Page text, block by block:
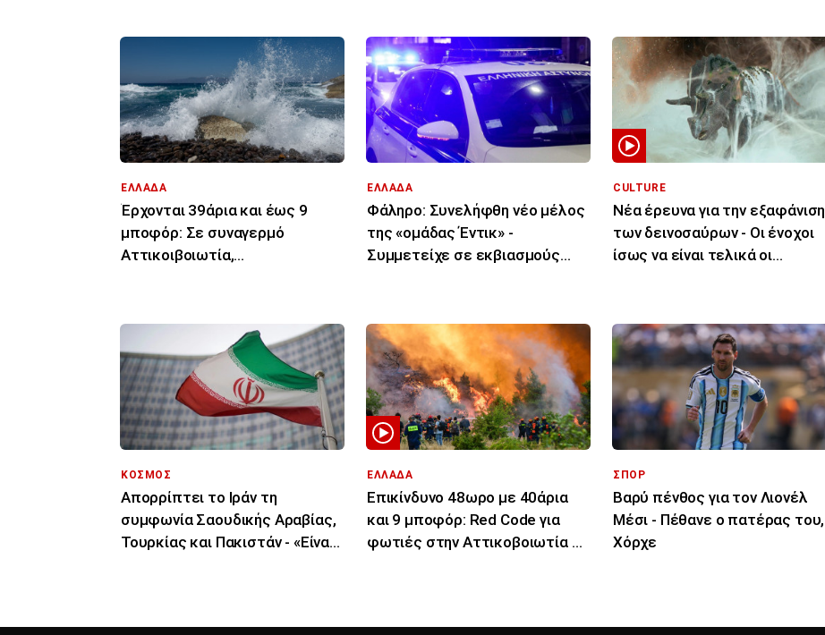
ΕΛΛΑΔΑ
Έρχονται 39άρια και έως 9
μποφόρ: Σε συναγερμό
Αττικοιβοιωτία,
ΕΛΛΑΔΑ
Φάληρο: Συνελήφθη νέο μέλος
της «ομάδας Έντικ» -
Συμμετείχε σε εκβιασμούς
CULTURE
Νέα έρευνα για την εξαφάνιση
των δεινοσαύρων - Οι ένοχοι
ίσως να είναι τελικά οι
ΚΟΣΜΟΣ
Απορρίπτει το Ιράν τη
συμφωνία Σαουδικής Αραβίας,
Τουρκίας και Πακιστάν - «Είναι
ΕΛΛΑΔΑ
Επικίνδυνο 48ωρο με 40άρια
και 9 μποφόρ: Red Code για
φωτιές στην Αττικοβοιωτία κι
ΣΠΟΡ
Βαρύ πένθος για τον Λιονέλ
Μέσι - Πέθανε ο πατέρας του,
Χόρχε